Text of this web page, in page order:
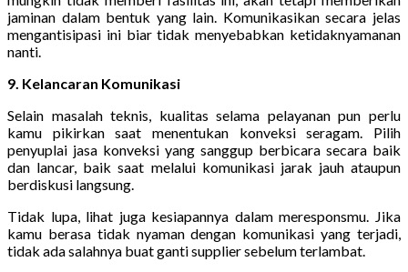
jaminan dalam bentuk yang lain. Komunikasikan secara jelas
mengantisipasi ini biar tidak menyebabkan ketidaknyamanan
nanti.
9. Kelancaran Komunikasi
Selain masalah teknis, kualitas selama pelayanan pun perlu
kamu pikirkan saat menentukan konveksi seragam. Pilih
penyuplai jasa konveksi yang sanggup berbicara secara baik
dan lancar, baik saat melalui komunikasi jarak jauh ataupun
berdiskusi langsung.
Tidak lupa, lihat juga kesiapannya dalam meresponsmu. Jika
kamu berasa tidak nyaman dengan komunikasi yang terjadi,
tidak ada salahnya buat ganti supplier sebelum terlambat.